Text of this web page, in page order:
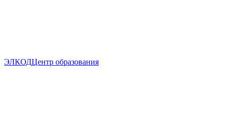
ЭЛКОДЦентр образования